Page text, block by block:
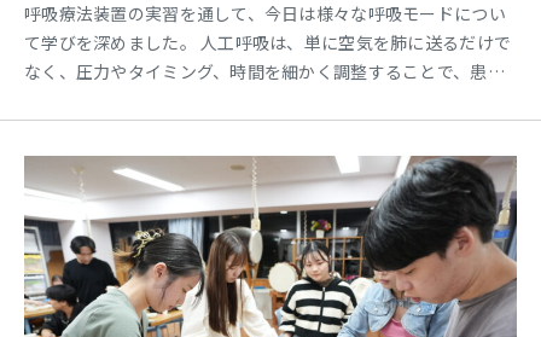
呼吸療法装置の実習を通して、今日は様々な呼吸モードについ
て学びを深めました。 人工呼吸は、単に空気を肺に送るだけで
なく、圧力やタイミング、時間を細かく調整することで、患者
認し、呼吸波形が正しく表示されるかどうかも入念にチェック
しました。さらに、実際に人工呼吸器から送られてくる空気を
吸う